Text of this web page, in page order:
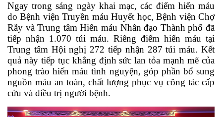
Ngay trong sáng ngày khai mạc, các điểm hiến máu
do Bệnh viện Truyền máu Huyết học, Bệnh viện Chợ
Rẫy và Trung tâm Hiến máu Nhân đạo Thành phố đã
tiếp nhận 1.070 túi máu. Riêng điểm hiến máu tại
Trung tâm Hội nghị 272 tiếp nhận 287 túi máu. Kết
quả này tiếp tục khẳng định sức lan tỏa mạnh mẽ của
phong trào hiến máu tình nguyện, góp phần bổ sung
nguồn máu an toàn, chất lượng phục vụ công tác cấp
cứu và điều trị người bệnh.